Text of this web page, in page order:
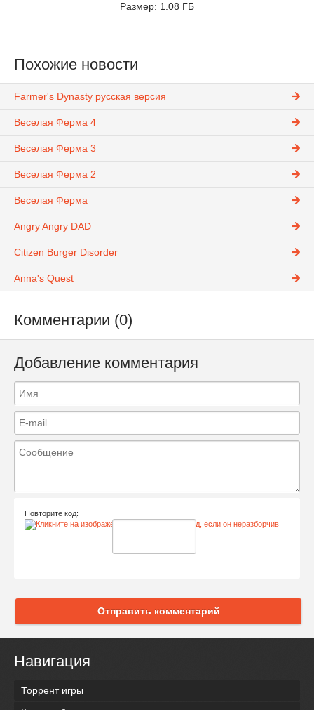
Размер: 1.08 ГБ
Похожие новости
Farmer's Dynasty русская версия
Веселая Ферма 4
Веселая Ферма 3
Веселая Ферма 2
Веселая Ферма
Angry Angry DAD
Citizen Burger Disorder
Anna's Quest
Комментарии (0)
Добавление комментария
Повторите код:
Отправить комментарий
Навигация
Торрент игры